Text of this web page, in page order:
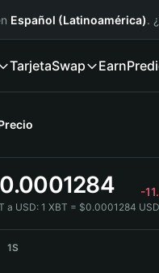
Español (Latinoamérica).
TarjetaSwap Earn
0.0001284 -
a USD:1 XBT = $0.0001284 USD
1S